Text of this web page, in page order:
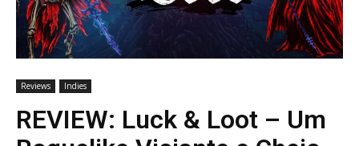
Reviews Indies
REVIEW: Luck & Loot – Um